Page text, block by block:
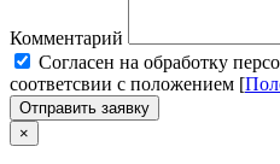
Комментарий
Cогласен на обработку
соответсвии с положением [
Отправить заявку
×